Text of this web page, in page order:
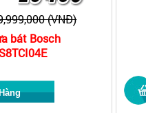
(VNĐ)
bát Bosch